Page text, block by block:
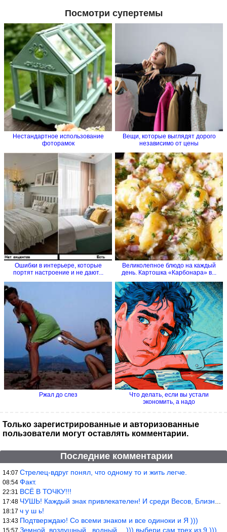
Посмотри супертемы
Нестандартное использование
фоторамок
Вещи, которые выглядят дорого
независимо от цены
Ошибки в интерьере, которые
портят настроение и не дают...
Великолепное блюдо на каждый
день. Картошка «Карбонара» в...
Ржал до слез
Что делать, если вы устали
экономить, а надо
Только зарегистрированные и авторизованные
пользователи могут оставлять комментарии.
Последние комментарии
14:07 Стрелец-вдруг понял, что одному то и жить легче.
08:54 Факт.
22:31 ВСЁ В ТОЧКУ!!!
17:48 ЧУШЬ! Каждый знак привлекателен! И среди Весов, Близнецов встреч
18:17 ч у ш ь!
13:43 Подтверждаю! Со всеми знаком и все одиноки и Я )))
15:57 Земной, воздушный., водный… ))) выбери сам трех из 9 )))